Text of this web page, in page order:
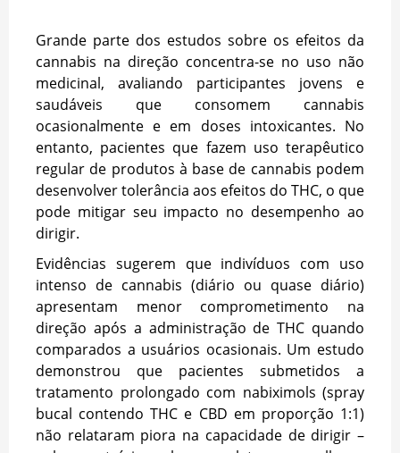
Grande parte dos estudos sobre os efeitos da
cannabis na direção concentra-se no uso não
medicinal, avaliando participantes jovens e
saudáveis que consomem cannabis
ocasionalmente e em doses intoxicantes. No
entanto, pacientes que fazem uso terapêutico
regular de produtos à base de cannabis podem
desenvolver tolerância aos efeitos do THC, o que
pode mitigar seu impacto no desempenho ao
dirigir.
Evidências sugerem que indivíduos com uso
intenso de cannabis (diário ou quase diário)
apresentam menor comprometimento na
direção após a administração de THC quando
comparados a usuários ocasionais. Um estudo
demonstrou que pacientes submetidos a
tratamento prolongado com nabiximols (spray
bucal contendo THC e CBD em proporção 1:1)
não relataram piora na capacidade de dirigir –